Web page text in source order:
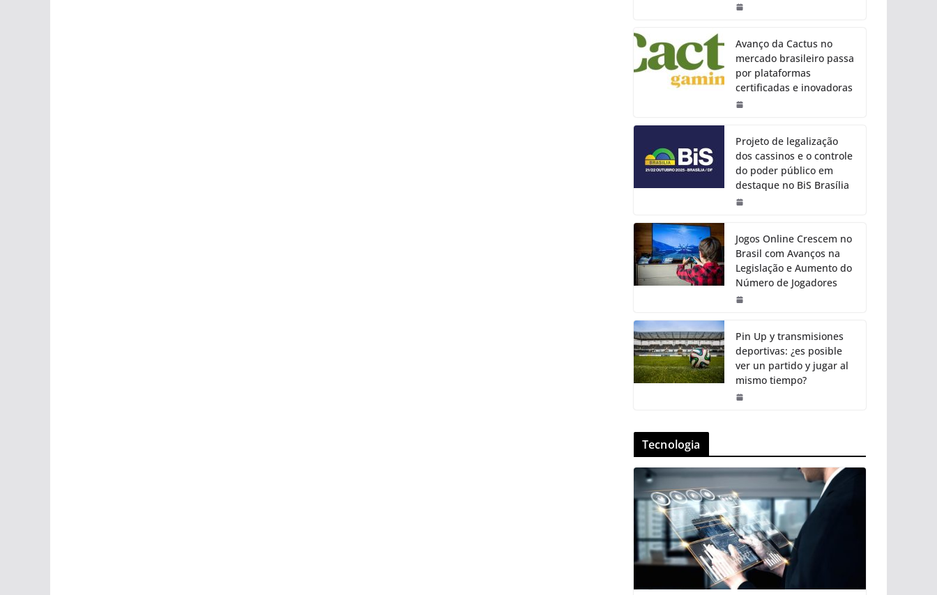
Avanço da Cactus no
mercado brasileiro passa
por plataformas
certificadas e inovadoras
Projeto de legalização
dos cassinos e o controle
do poder público em
destaque no BiS Brasília
Jogos Online Crescem no
Brasil com Avanços na
Legislação e Aumento do
Número de Jogadores
Pin Up y transmisiones
deportivas: ¿es posible
ver un partido y jugar al
mismo tiempo?
Tecnologia